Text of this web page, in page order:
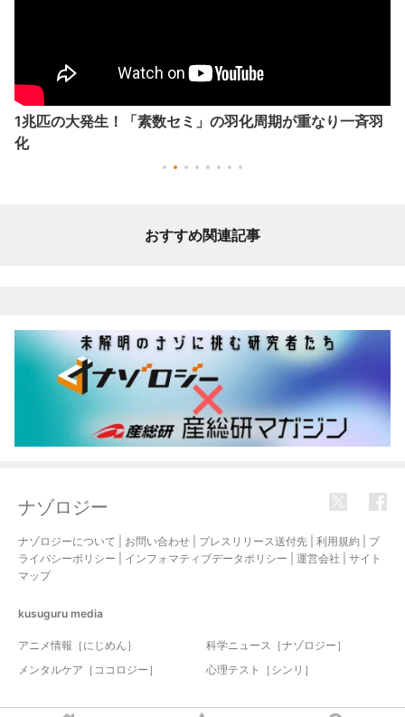
1兆匹の大発生！「素数セミ」の羽化周期が重なり一斉羽
化
おすすめ関連記事
ナゾロジー
ナゾロジーについて お問い合わせ プレスリリース送付先 利用規約
プ
ライバシーポリシー
インフォマティブデータポリシー 運営会社
サイト
マップ
kusuguru media
アニメ情報［にじめん］
科学ニュース［ナゾロジー］
メンタルケア［ココロジー］
心理テスト［シンリ］
© 2017-2026 nazology. all rights reserved.